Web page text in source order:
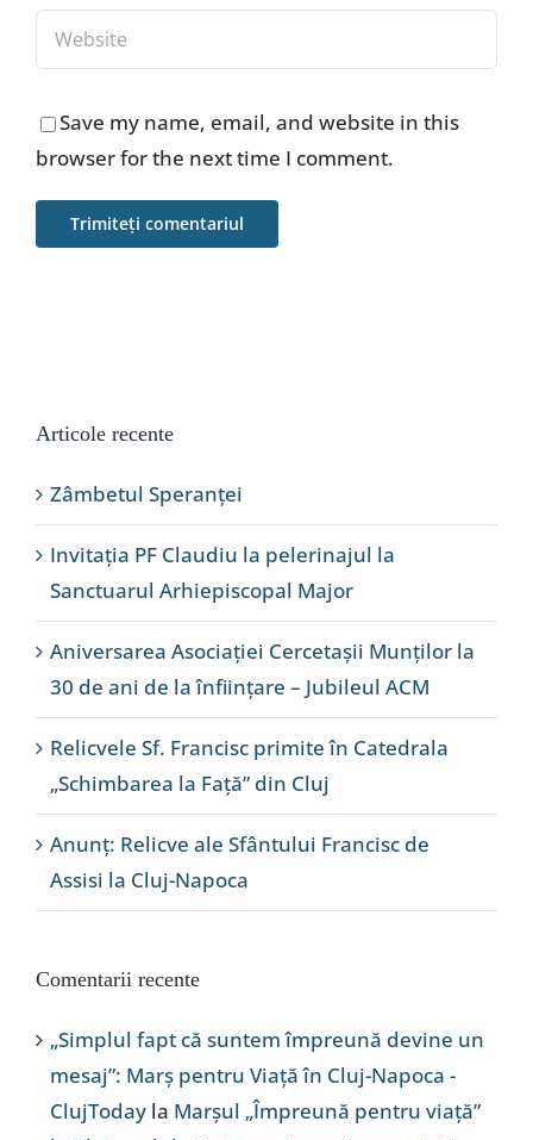
Save my name, email, and website in this
browser for the next time I comment.
Articole recente
Zâmbetul Speranței
Invitația PF Claudiu la pelerinajul la
Sanctuarul Arhiepiscopal Major
Aniversarea Asociației Cercetașii Munților la
30 de ani de la înființare – Jubileul ACM
Relicvele Sf. Francisc primite în Catedrala
„Schimbarea la Față” din Cluj
Anunț: Relicve ale Sfântului Francisc de
Assisi la Cluj-Napoca
Comentarii recente
„Simplul fapt că suntem împreună devine un
mesaj”: Marș pentru Viață în Cluj-Napoca -
ClujToday la Marșul „Împreună pentru viață”